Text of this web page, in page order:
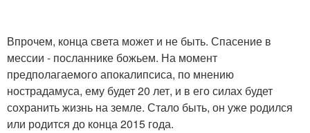
Впрочем, конца света может и не быть. Спасение в
мессии - посланнике божьем. На момент
предполагаемого апокалипсиса, по мнению
нострадамуса, ему будет 20 лет, и в его силах будет
сохранить жизнь на земле. Стало быть, он уже родился
или родится до конца 2015 года.